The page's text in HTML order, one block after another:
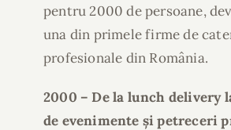
pentru 2000 de persoane,
una din primele firme de
profesionale din România.
2000 – De la lunch delivery
de evenimente și petreceri